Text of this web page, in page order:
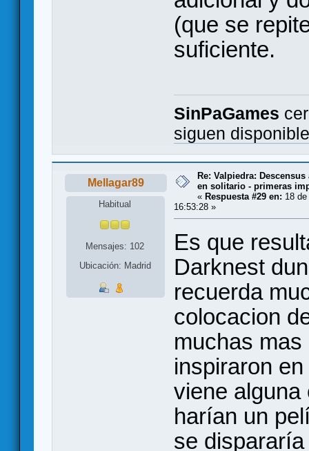
(que se
suficiente.
SinPaGames
siguen
Mellagar89
Habitual
Mensajes: 102
Ubicación: Madrid
Re: Valpiedra: Descensus
en solitario - primeras
« Respuesta #29 en: 18
16:53:28 »
Es que
Darknest
recuerda
colocacion
muchas
inspiraron
viene
harían un
se